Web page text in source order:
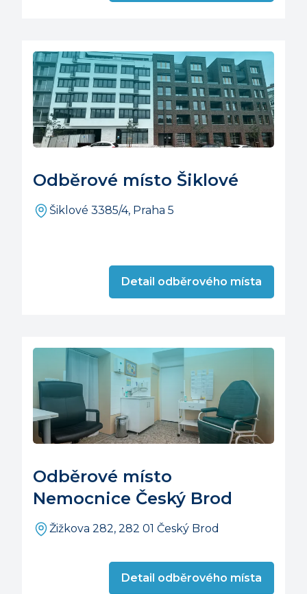
Odběrové místo Šiklové
Šiklové 3385/4, Praha 5
Detail odběrového místa
Odběrové místo
Nemocnice Český Brod
Žižkova 282, 282 01 Český Brod
Detail odběrového místa